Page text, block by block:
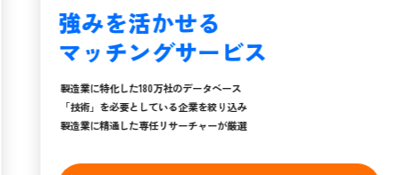
強みを活かせる
マッチングサービス
製造業に特化した180万社のデータベース
「技術」を必要としている企業を絞り込み
製造業に精通した専任リサーチャーが厳選